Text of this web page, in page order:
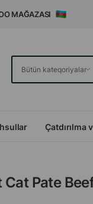
MAĞAZASI
Çatdırılma
Cat Pate